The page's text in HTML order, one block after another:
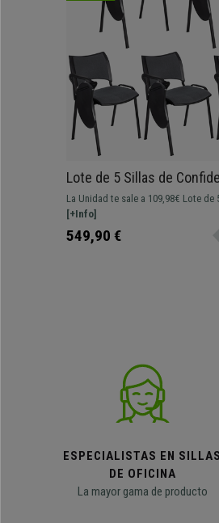
Lote de 5 Sillas de
CON PALA, Cómodo
Apilables, Patas Negras,
La Unidad te sale a 109,98€ Lote de 5 prácticas y
versátiles sillas de confidente ROMEL
Confortables, resistentes y con
moderno.
[+Info]
549,90 €
ESPECIALISTAS EN SILLAS
DE OFICINA
La mayor gama de producto